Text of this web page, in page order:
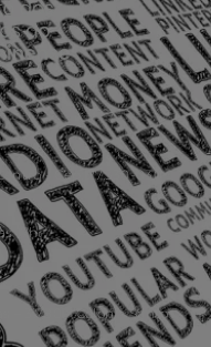
- Cep: 27.330-030
17h.
– 3.780 – Colônia Santo